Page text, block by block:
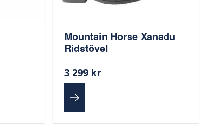
Mountain Horse Xanadu
Ridstövel
3 299 kr